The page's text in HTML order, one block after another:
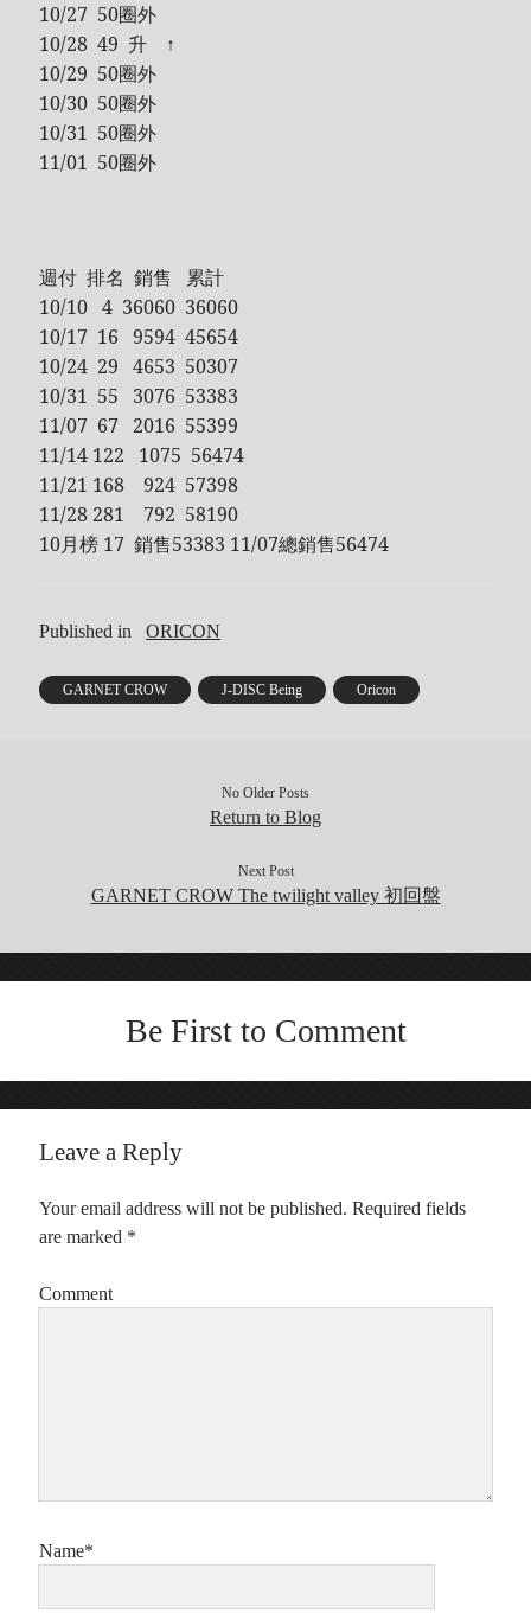
Recent Comments
Wenon HINET 神路由
akw28888onHINET 神路由
伊onBEING 系藝人占卜
tabahikoon
ORICON オリコン芸能ニュース APK 無廣告
版
GC Fans on
ZARD Request Best ～beautiful memory～
ORICON RANK
Archives
Archives
10/27 50圈外
10/28 49 升 ↑
10/29 50圈外
10/30 50圈外
10/31 50圈外
11/01 50圈外
週付 排名 銷售 累計
10/10 4 36060 36060
10/17 16 9594 45654
10/24 29 4653 50307
10/31 55 3076 53383
11/07 67 2016 55399
11/14 122 1075 56474
11/21 168 924 57398
11/28 281 792 58190
10月榜 17 銷售53383 11/07總銷售56474
Published in ORICON
GARNET CROW J-DISC Being Oricon
No Older Posts
Return to Blog
Next Post
GARNET CROW The twilight valley 初回盤
Be First to Comment
Leave a Reply
Your email address will not be published. Required fields
are marked *
Comment
Name*